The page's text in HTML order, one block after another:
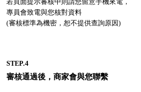
若頁面提示審核中則請您留意手機來電，
專員會致電與您核對資料
(審核標準為機密，恕不提供查詢原因)
STEP.4
審核通過後，商家會與您聯繫